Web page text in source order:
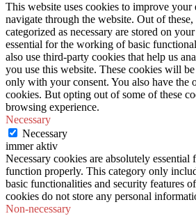
This website uses cookies to improve
navigate through the website. Out of these,
categorized as necessary are stored on
essential for the working of basic
also use third-party cookies that help us
you use this website. These cookies will
only with your consent. You also have the
cookies. But opting out of some of these
browsing experience.
Necessary
Necessary
immer aktiv
Necessary cookies are absolutely essential
function properly. This category only
basic functionalities and security features
cookies do not store any personal
Non-necessary